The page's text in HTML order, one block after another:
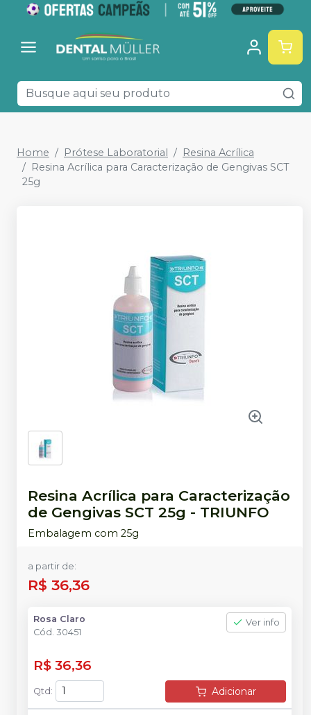
Home Prótese Laboratorial
Resina Acrílica
Resina Acrílica para Caracterização de Gengivas SCT
25g
Resina Acrílica para Caracterização
de Gengivas SCT 25g - TRIUNFO
Embalagem com 25g
a partir de:
R$ 36,36
Rosa Claro
Cód. 30451
Ver info
R$ 36,36
Qtd : Adicionar